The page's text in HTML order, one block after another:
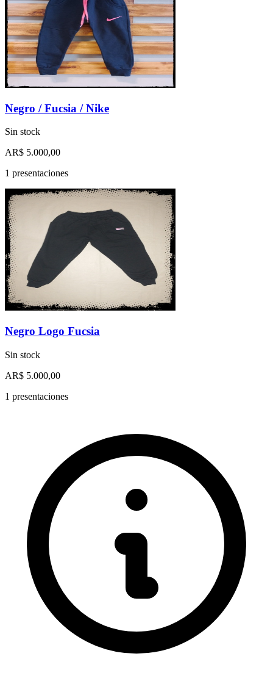
Negro / Fucsia / Nike
Sin stock
AR$ 5.000,00
1 presentaciones
Negro Logo Fucsia
Sin stock
AR$ 5.000,00
1 presentaciones